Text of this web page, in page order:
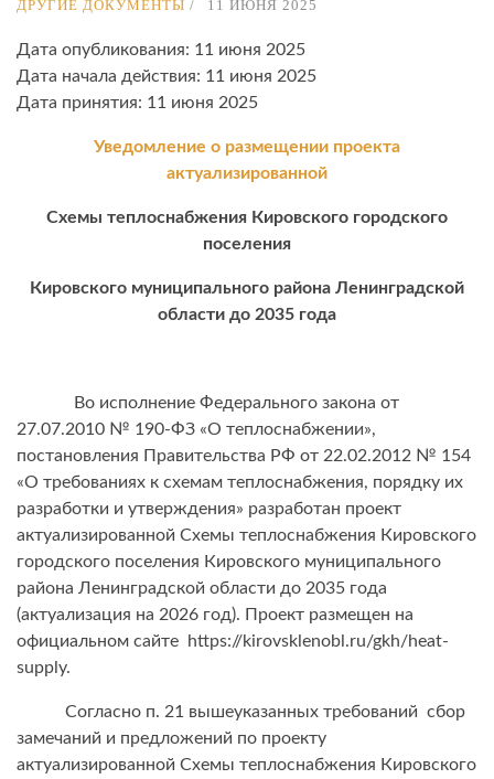
ДРУГИЕ ДОКУМЕНТЫ 11 ИЮНЯ 2025
Дата опубликования: 11 июня 2025
Дата начала действия: 11 июня 2025
Дата принятия: 11 июня 2025
Уведомление о размещении проекта
актуализированной
Схемы теплоснабжения Кировского городского
поселения
Кировского муниципального района Ленинградской
области до 2035 года
Во исполнение Федерального закона от
27.07.2010 № 190-ФЗ «О теплоснабжении»,
постановления Правительства РФ от 22.02.2012 № 154
«О требованиях к схемам теплоснабжения, порядку их
разработки и утверждения» разработан проект
актуализированной Схемы теплоснабжения Кировского
городского поселения Кировского муниципального
района Ленинградской области до 2035 года
(актуализация на 2026 год). Проект размещен на
официальном сайте https://kirovsklenobl.ru/gkh/heat-
supply.
Согласно п. 21 вышеуказанных требований сбор
замечаний и предложений по проекту
актуализированной Схемы теплоснабжения Кировского